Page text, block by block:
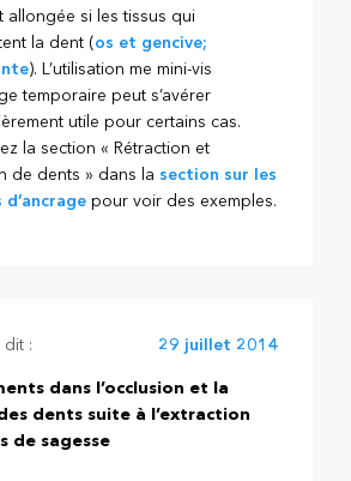
allongée si les tissus qui
la dent ( os et gencive;
). L’utilisation me mini-vis
temporaire peut s’avérer
utile pour certains cas.
la section « Rétraction et
de dents » dans la section sur les
d’ancragepour voir des exemples.
dit : 29 juillet 2014
dans l’occlusion et la
dents suite à l’extraction
de sagesse